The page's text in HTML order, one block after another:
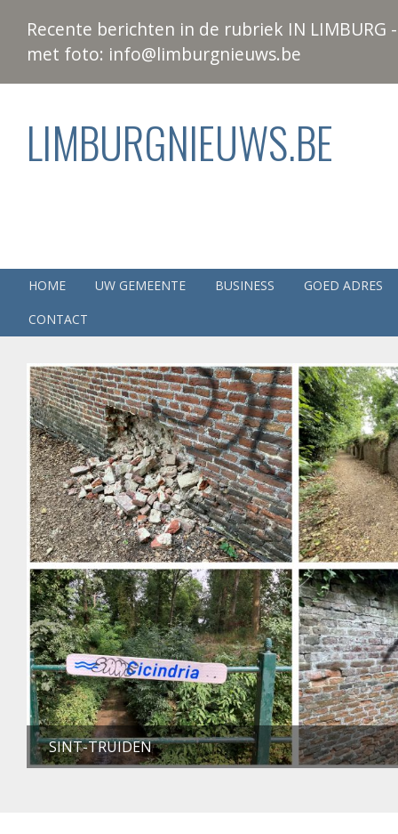
Recente berichten in de rubriek IN
met foto: info@limburgnieuws.be
LIMBURGNIEUWS.BE
HOME UW GEMEENTE BUSINESS
GOED ADRES
CONTACT
SINT-TRUIDEN